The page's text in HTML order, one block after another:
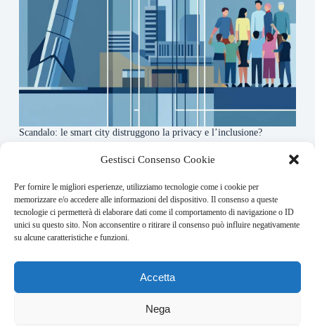
Gestisci Consenso Cookie
Per fornire le migliori esperienze, utilizziamo tecnologie come i cookie per
memorizzare e/o accedere alle informazioni del dispositivo. Il consenso a queste
tecnologie ci permetterà di elaborare dati come il comportamento di navigazione o ID
unici su questo sito. Non acconsentire o ritirare il consenso può influire negativamente
su alcune caratteristiche e funzioni.
Accetta
Nega
Scandalo: le smart city distruggono la privacy e l’inclusione?
About this website
Orbitare ogni giorno trova per te le notizie più rilevanti in
ambito space economy.
Address:
VIA USODIMARE 3 - 37138 - VERONA (VR)
redazione@bullet-network.com